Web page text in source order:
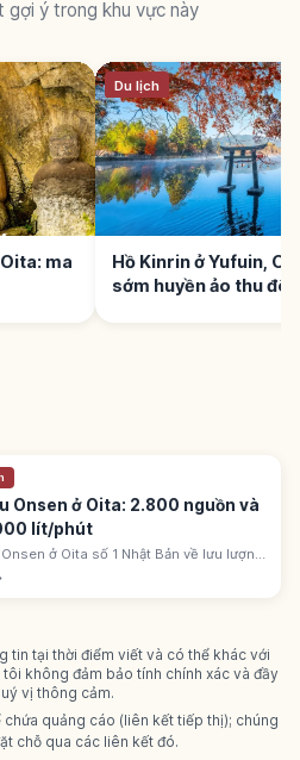
gợi ý trong khu vực này
ma
Du lịch
Hồ Kinrin ở Yufuin,
sớm huyền ảo thu
Onsen ở Oita: 2.800 nguồn và
lít/phút
ở Oita số 1 Nhật Bản về lưu lượng
suối: >2.800 nguồn, >100.000
tin tại thời điểm viết và có thể khác với
không đảm bảo tính chính xác và đầy
vị thông cảm.
chứa quảng cáo (liên kết tiếp thị); chúng
chỗ qua các liên kết đó.